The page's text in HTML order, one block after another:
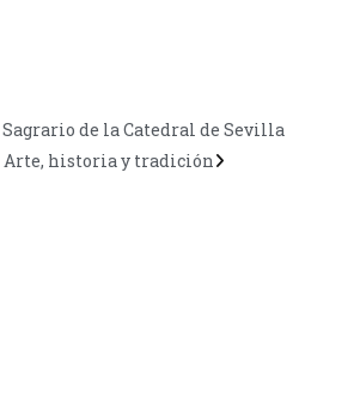
de la Catedral de Sevilla
Arte, historia y tradición